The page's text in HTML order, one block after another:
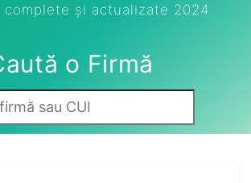
complete și actualizate 2024
o Firmă